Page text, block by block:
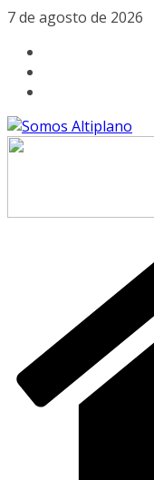
Saltar
contenido
7 de agosto de 2026